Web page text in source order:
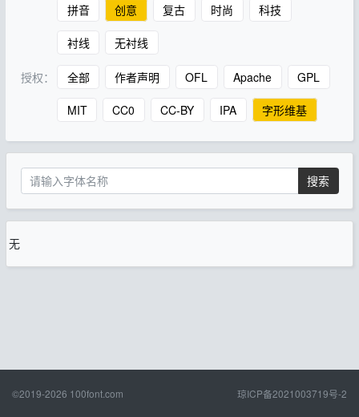
拼音 创意 复古 时尚 科技
衬线 无衬线
授权： 全部 作者声明 OFL Apache GPL
MIT CC0 CC-BY IPA 字形维基
搜索
无
©2019-2026 100font.com 琼ICP备2021003719号-2